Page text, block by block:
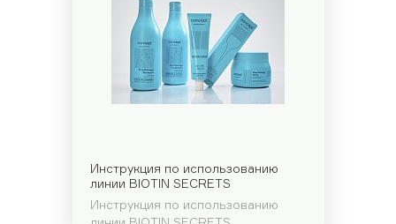
Инструкция по использованию
линии BIOTIN SECRETS
Инструкция по использованию